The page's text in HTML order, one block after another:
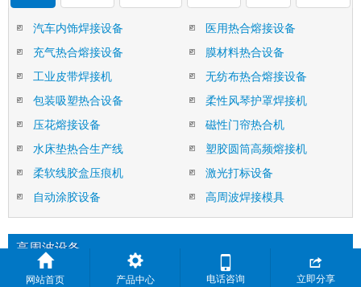
汽车内饰焊接设备
医用热合熔接设备
充气热合熔接设备
膜材料热合设备
工业皮带焊接机
无纺布热合熔接设备
包装吸塑热合设备
柔性风琴护罩焊接机
压花熔接设备
磁性门帘热合机
水床垫热合生产线
塑胶圆筒高频熔接机
柔软线胶盒压痕机
激光打标设备
自动涂胶设备
高周波焊接模具
高周波设备
激光打标设备
网站首页 产品中心

电话咨询

立即分享